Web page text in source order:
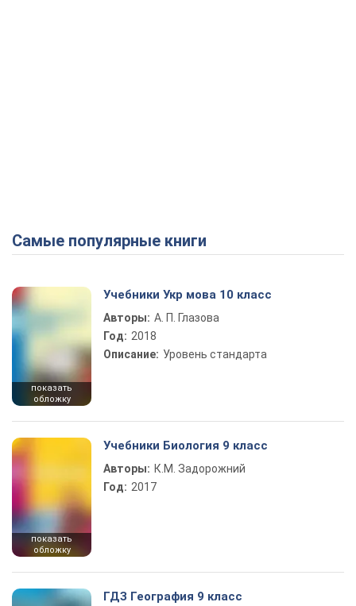
Самые популярные книги
показать
обложку
Учебники Укр мова 10 класс
Авторы: А. П. Глазова
Год: 2018
Описание: Уровень стандарта
показать
обложку
Учебники Биология 9 класс
Авторы: К.М. Задорожний
Год: 2017
ГДЗ География 9 класс